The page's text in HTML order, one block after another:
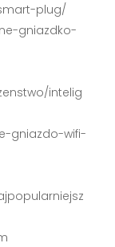
plug/
gniazdko-
intelig
gniazdo-wifi-